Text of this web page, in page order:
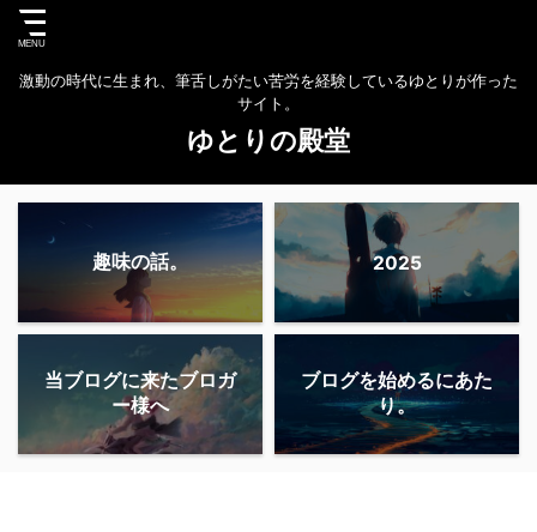
激動の時代に生まれ、筆舌しがたい苦労を経験しているゆとりが作った
サイト。
ゆとりの殿堂
趣味の話。 2025
当ブログに来たブロガ
ー様へ
ブログを始めるにあた
り。